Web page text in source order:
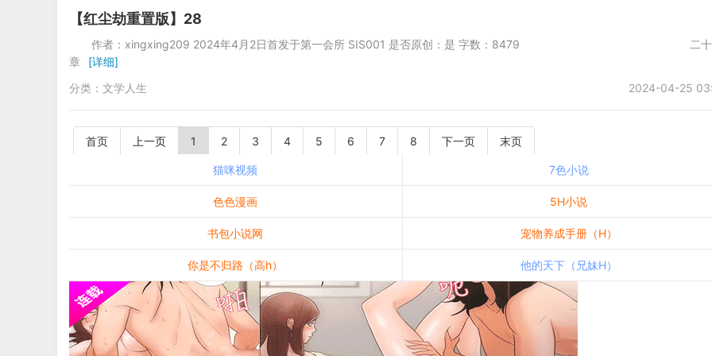
【红尘劫重置版】28
作者：xingxing209 2024年4月2日首发于第一会所 SIS001 是否原创：是 字数：8479 二十
章
[详细]
2024-04-25
分类： 文学人生
首页 上一页 1 2 3 4 5 6 7 8 下一页 末页
猫咪视频 7色小说
色色漫画 5H小说
书包小说网 宠物养成手册（H）
你是不归路（高h） 他的天下（兄妹H）